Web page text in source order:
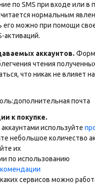
по SMS при входе или в
нормальным
можно при помощи
активаций.
аккаунтов.
чтения
что никак не влияет
почта
к покупке.
используйте
небольшое количество
их
по использованию
сервисов можно